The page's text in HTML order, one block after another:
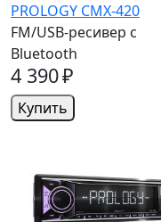
PROLOGY CMX-420
FM/USB-ресивер с
Bluetooth
4 390 ₽
Купить